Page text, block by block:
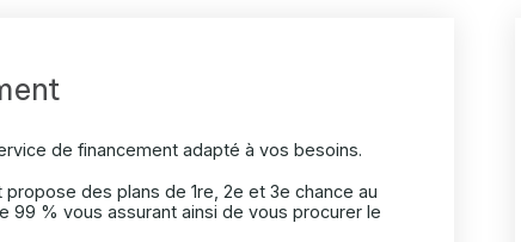
de financement adapté à vos besoins.
des plans de 1re, 2e et 3e chance au
99 % vous assurant ainsi de vous procurer le